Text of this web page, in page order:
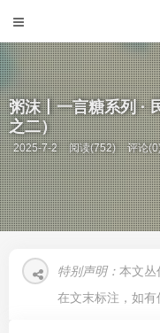
粥沫丨一言糖系列 ·
之二）
2025-7-2 阅读(752) 评论
特别声明： 本文丛
在文末标注，如有